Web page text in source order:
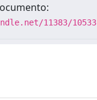
11383/10533